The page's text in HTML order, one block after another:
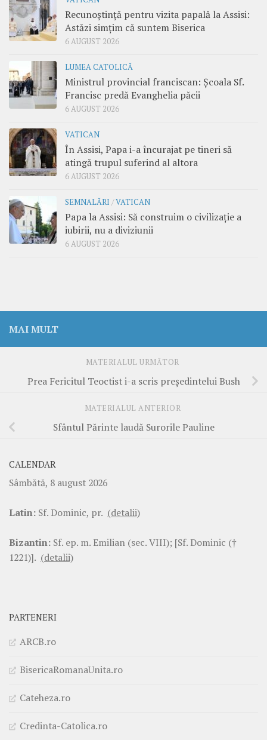
Recunoștință pentru vizita papală la Assisi:
Astăzi simțim că suntem Biserica
6 AUGUST 2026
LUMEA CATOLICĂ
Ministrul provincial franciscan: Școala Sf.
Francisc predă Evanghelia păcii
6 AUGUST 2026
VATICAN
În Assisi, Papa i-a încurajat pe tineri să
atingă trupul suferind al altora
6 AUGUST 2026
SEMNALĂRI /VATICAN
Papa la Assisi: Să construim o civilizație a
iubirii, nu a diviziunii
6 AUGUST 2026
MAI MULT
MATERIALUL URMĂTOR
Prea Fericitul Teoctist i-a scris preşedintelui Bush
MATERIALUL ANTERIOR
Sfântul Părinte laudă Surorile Pauline
CALENDAR
Sâmbătă, 8 august 2026
Latin: Sf. Dominic, pr. (detalii)
Bizantin: Sf. ep. m. Emilian (sec. VIII); [Sf. Dominic (†
1221)]. (detalii)
PARTENERI
ARCB.ro
BisericaRomanaUnita.ro
Cateheza.ro
Credinta-Catolica.ro